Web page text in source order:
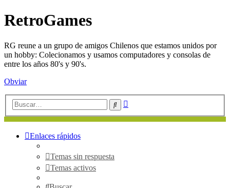
RetroGames
RG reune a un grupo de amigos Chilenos que estamos unidos por
un hobby: Colecionamos y usamos computadores y consolas de
entre los años 80's y 90's.
Obviar
Buscar
Enlaces rápidos
Temas sin respuesta
Temas activos